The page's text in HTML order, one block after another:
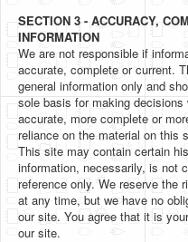
SECTION 3 - ACCURACY,
INFORMATION
We are not responsible if
accurate, complete or current.
general information only and
sole basis for making
accurate, more complete or
reliance on the material on this
This site may contain certain
information, necessarily, is not
reference only. We reserve the
at any time, but we have no
our site. You agree that it is
our site.